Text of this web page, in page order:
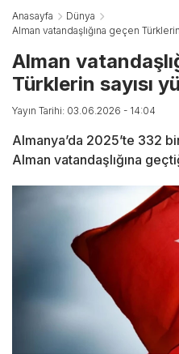
Anasayfa
Dünya
Alman vatandaşlığına geçen
Alman
Türklerin sayısı
Yayın Tarihi: 03.06.2026 - 14:04
Almanya’da 2025’te 332
Alman vatandaşlığına